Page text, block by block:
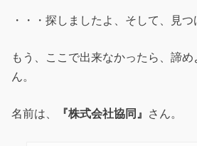
・・・探しましたよ、そして、見つ
もう、ここで出来なかったら、諦
ん。
名前は、 『株式会社協同』 さん。